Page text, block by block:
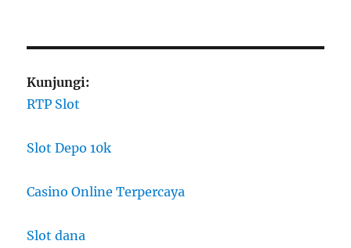
Kunjungi:
RTP Slot
Slot Depo 10k
Casino Online Terpercaya
Slot dana